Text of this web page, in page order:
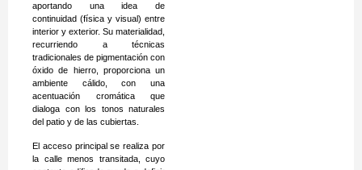
aportando una idea de
continuidad (física y visual) entre
interior y exterior. Su materialidad,
recurriendo a técnicas
tradicionales de pigmentación con
óxido de hierro, proporciona un
ambiente cálido, con una
acentuación cromática que
dialoga con los tonos naturales
del patio y de las cubiertas.
El acceso principal se realiza por
la calle menos transitada, cuyo